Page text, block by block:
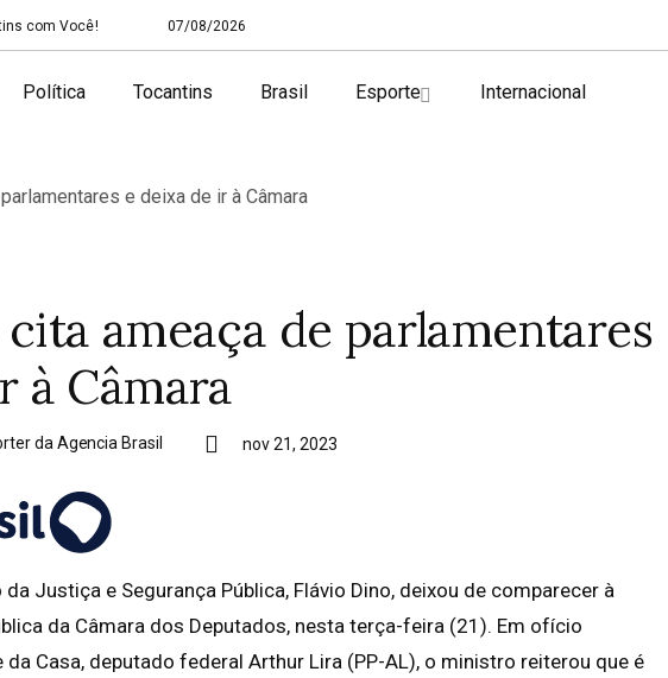
com Você! 07/08/2026
Política Tocantins Brasil Esporte Internacional
ameaça de parlamentares
à Câmara
da Agencia Brasil nov 21, 2023
Justiça e Segurança Pública, Flávio Dino, deixou de comparecer à
da Câmara dos Deputados, nesta terça-feira (21). Em ofício
Casa, deputado federal Arthur Lira (PP-AL), o ministro reiterou que é